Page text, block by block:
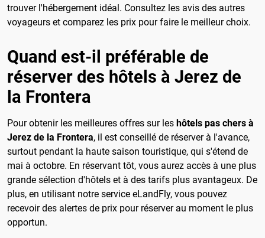
trouver l'hébergement idéal. Consultez les avis des autres
voyageurs et comparez les prix pour faire le meilleur choix.
Quand est-il préférable de
réserver des hôtels à Jerez de
la Frontera
Pour obtenir les meilleures offres sur les hôtels pas chers à
Jerez de la Frontera, il est conseillé de réserver à l'avance,
surtout pendant la haute saison touristique, qui s'étend de
mai à octobre. En réservant tôt, vous aurez accès à une plus
grande sélection d'hôtels et à des tarifs plus avantageux. De
plus, en utilisant notre service eLandFly, vous pouvez
recevoir des alertes de prix pour réserver au moment le plus
opportun.